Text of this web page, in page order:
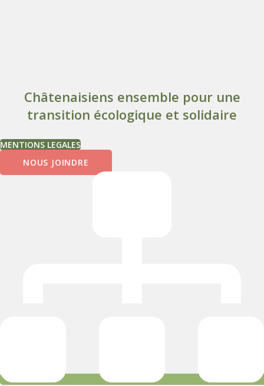
Châtenaisiens ensemble pour une
transition écologique et solidaire
MENTIONS LEGALES
NOUS JOINDRE